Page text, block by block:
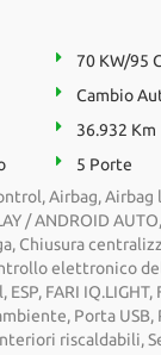
70 KW/95
Cambio
36.932 Km
5 Porte
Airbag,
/ ANDROID
Chiusura
elettronico
FARI
Porta
riscaldabili,